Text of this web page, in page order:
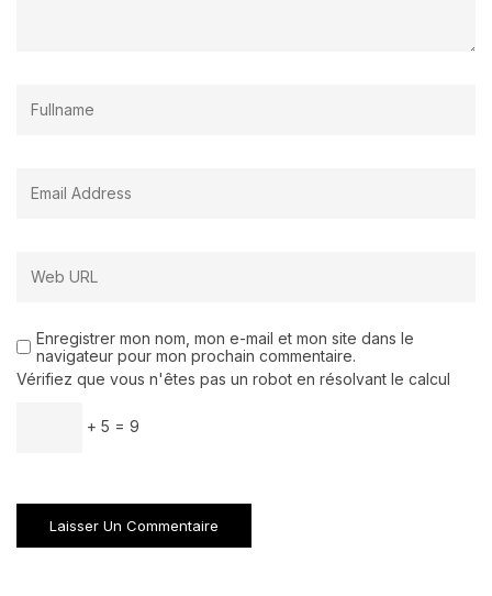
Enregistrer mon nom, mon e-mail et mon site dans le
navigateur pour mon prochain commentaire.
Vérifiez que vous n'êtes pas un robot en résolvant le calcul
+ 5 = 9